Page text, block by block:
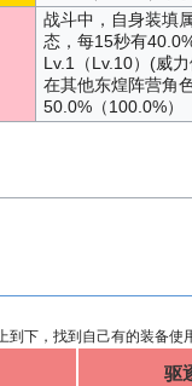
战斗中，自身装填
态，每15秒有
Lv.1（Lv.10）(威
在其他东煌阵营角
50.0%（100.0%）
到下，找到自己有的装备使
驱